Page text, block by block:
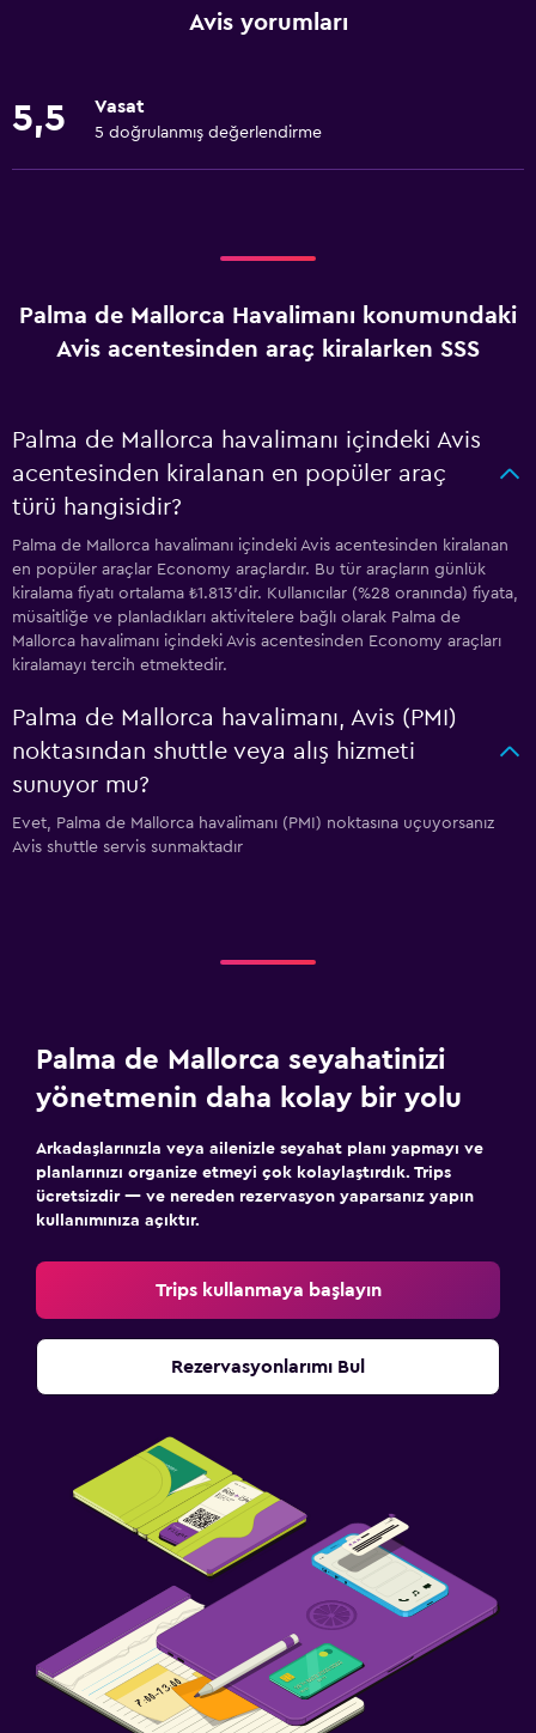
Avis yorumları
5,5 Vasat
5 doğrulanmış değerlendirme
Palma de Mallorca Havalimanı konumundaki
Avis acentesinden araç kiralarken SSS
Palma de Mallorca havalimanı içindeki Avis
acentesinden kiralanan en popüler araç
türü hangisidir?
Palma de Mallorca havalimanı içindeki Avis acentesinden kiralanan
en popüler araçlar Economy araçlardır. Bu tür araçların günlük
kiralama fiyatı ortalama ₺1.813'dir. Kullanıcılar (%28 oranında) fiyata,
müsaitliğe ve planladıkları aktivitelere bağlı olarak Palma de
Mallorca havalimanı içindeki Avis acentesinden Economy araçları
kiralamayı tercih etmektedir.
Palma de Mallorca havalimanı, Avis (PMI)
noktasından shuttle veya alış hizmeti
sunuyor mu?
Evet, Palma de Mallorca havalimanı (PMI) noktasına uçuyorsanız
Avis shuttle servis sunmaktadır
Palma de Mallorca seyahatinizi
yönetmenin daha kolay bir yolu
Arkadaşlarınızla veya ailenizle seyahat planı yapmayı ve
planlarınızı organize etmeyi çok kolaylaştırdık. Trips
ücretsizdir — ve nereden rezervasyon yaparsanız yapın
kullanımınıza açıktır.
Trips kullanmaya başlayın
Rezervasyonlarımı Bul